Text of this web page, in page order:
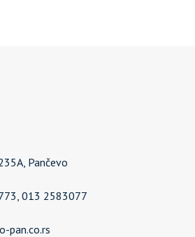
Pančevo
013 2583077
pan.co.rs